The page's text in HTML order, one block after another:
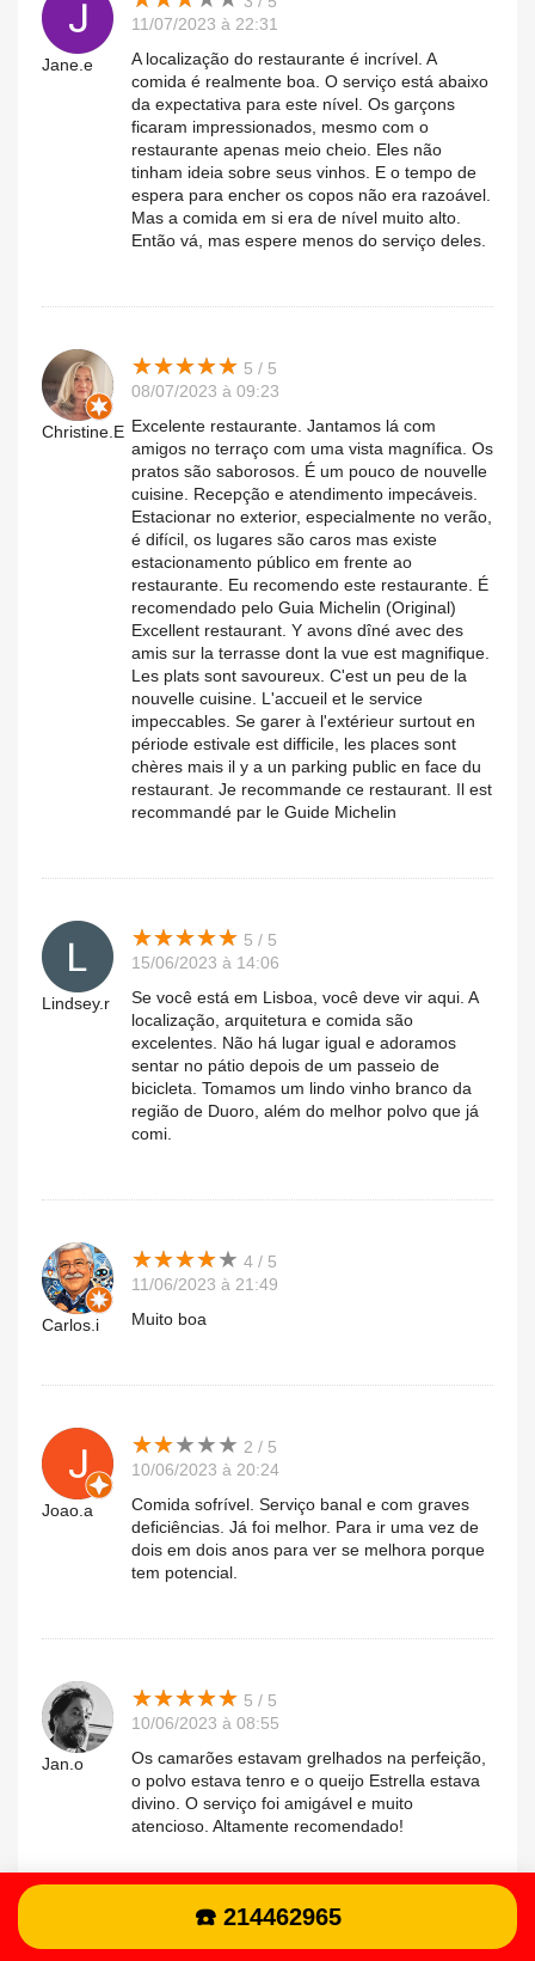
Jane.e
11/07/2023 à 22:31
A localização do restaurante é incrível. A
comida é realmente boa. O serviço está abaixo
da expectativa para este nível. Os garçons
ficaram impressionados, mesmo com o
restaurante apenas meio cheio. Eles não
tinham ideia sobre seus vinhos. E o tempo de
espera para encher os copos não era razoável.
Mas a comida em si era de nível muito alto.
Então vá, mas espere menos do serviço deles.
Christine.E
★★★★★
★★★★★ 5 / 5
08/07/2023 à 09:23
Excelente restaurante. Jantamos lá com
amigos no terraço com uma vista magnífica. Os
pratos são saborosos. É um pouco de nouvelle
cuisine. Recepção e atendimento impecáveis.
Estacionar no exterior, especialmente no verão,
é difícil, os lugares são caros mas existe
estacionamento público em frente ao
restaurante. Eu recomendo este restaurante. É
recomendado pelo Guia Michelin (Original)
Excellent restaurant. Y avons dîné avec des
amis sur la terrasse dont la vue est magnifique.
Les plats sont savoureux. C'est un peu de la
nouvelle cuisine. L'accueil et le service
impeccables. Se garer à l'extérieur surtout en
période estivale est difficile, les places sont
chères mais il y a un parking public en face du
restaurant. Je recommande ce restaurant. Il est
recommandé par le Guide Michelin
Lindsey.r
★★★★★
★★★★★ 5 / 5
15/06/2023 à 14:06
Se você está em Lisboa, você deve vir aqui. A
localização, arquitetura e comida são
excelentes. Não há lugar igual e adoramos
sentar no pátio depois de um passeio de
bicicleta. Tomamos um lindo vinho branco da
região de Duoro, além do melhor polvo que já
comi.
Carlos.i
★★★★★
★★★★★ 4 / 5
11/06/2023 à 21:49
Muito boa
Joao.a
★★★★★
★★★★★ 2 / 5
10/06/2023 à 20:24
Comida sofrível. Serviço banal e com graves
deficiências. Já foi melhor. Para ir uma vez de
dois em dois anos para ver se melhora porque
tem potencial.
Jan.o
★★★★★
★★★★★ 5 / 5
10/06/2023 à 08:55
Os camarões estavam grelhados na perfeição,
o polvo estava tenro e o queijo Estrella estava
divino. O serviço foi amigável e muito
atencioso. Altamente recomendado!
★★★★★
★★★★★ 4 / 5
☎️ 214462965